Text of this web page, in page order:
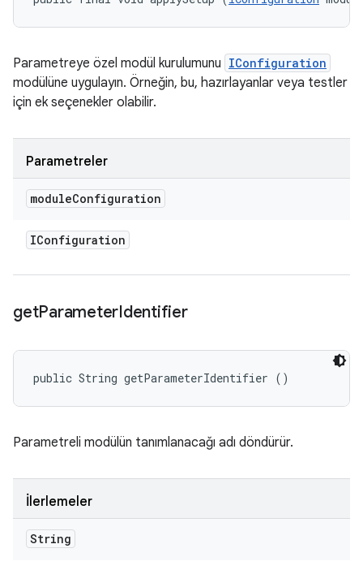
Parametreye özel modül kurulumunu IConfiguration
modülüne uygulayın. Örneğin, bu, hazırlayanlar veya testler
için ek seçenekler olabilir.
Parametreler
moduleConfiguration
IConfiguration
getParameterIdentifier
public String getParameterIdentifier ()
Parametreli modülün tanımlanacağı adı döndürür.
İlerlemeler
String